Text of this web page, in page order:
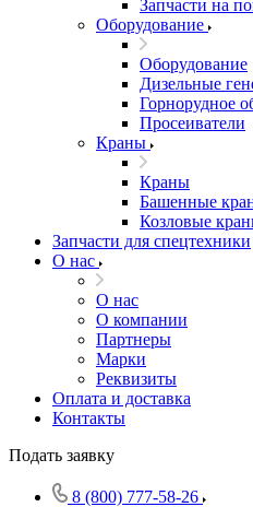
Запчасти на
Оборудование
Оборудование
Дизельные
Горнорудное
Просеиватели
Краны
Краны
Башенные
Козловые
Запчасти для спецтехники
О нас
О нас
О компании
Партнеры
Марки
Реквизиты
Оплата и доставка
Контакты
Подать заявку
8 (800) 777-58-26